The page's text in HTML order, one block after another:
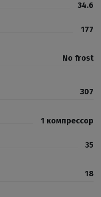
34.6
177
No frost
307
1 компрессор
35
18